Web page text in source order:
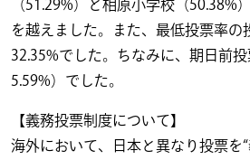
（51.29%）と相原小学校（50.38%
を越えました。また、最低投票率の
32.35%でした。ちなみに、期日前
5.59%）でした。
【義務投票制度について】
海外において、日本と異なり投票を